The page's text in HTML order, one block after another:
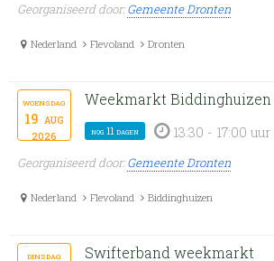
Georganiseerd door:Gemeente Dronten
Nederland Flevoland Dronten
woensdag
19 aug
2026
Weekmarkt Biddinghuizen
nog 11 dagen 13:30 - 17:00 uur
Georganiseerd door:Gemeente Dronten
Nederland Flevoland Biddinghuizen
dinsdag Swifterband weekmarkt